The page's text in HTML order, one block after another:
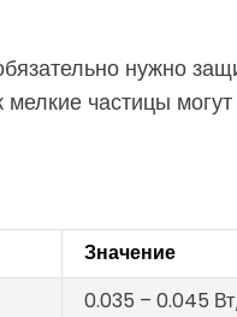
нужно
частицы
Значение
0.035 – 0.045